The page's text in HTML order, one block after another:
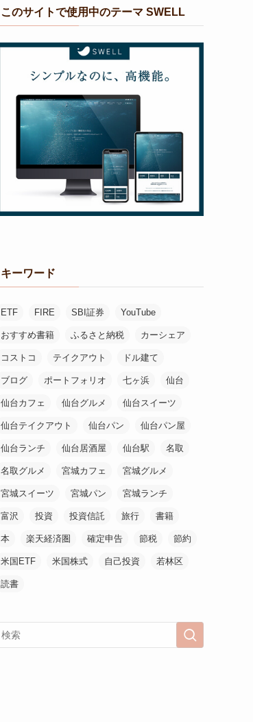
このサイトで使用中のテーマ SWELL
キーワード
ETF FIRE SBI証券 YouTube
おすすめ書籍 ふるさと納税 カーシェア
コストコ テイクアウト ドル建て
ブログ ポートフォリオ 七ヶ浜 仙台
仙台カフェ 仙台グルメ 仙台スイーツ
仙台テイクアウト 仙台パン 仙台パン屋
仙台ランチ 仙台居酒屋 仙台駅 名取
名取グルメ 宮城カフェ 宮城グルメ
宮城スイーツ 宮城パン 宮城ランチ
富沢 投資 投資信託 旅行 書籍
本 楽天経済圏 確定申告 節税 節約
米国ETF 米国株式 自己投資 若林区
読書